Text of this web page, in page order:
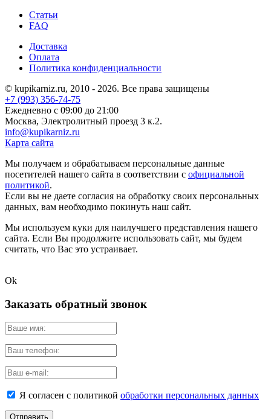
Статьи
FAQ
Доставка
Оплата
Политика конфиденциальности
© kupikarniz.ru, 2010 - 2026. Все права защищены
+7 (993) 356-74-75
Eжедневно с 09:00 до 21:00
Москва, Электролитный проезд 3 к.2.
info@kupikarniz.ru
Карта сайта
Мы получаем и обрабатываем персональные данные
посетителей нашего сайта в соответствии с официальной
политикой.
Если вы не даете согласия на обработку своих персональных
данных, вам необходимо покинуть наш сайт.
Мы используем куки для наилучшего представления нашего
сайта. Если Вы продолжите использовать сайт, мы будем
считать, что Вас это устраивает.
Ok
Заказать обратный звонок
Я согласен с политикой обработки персональных данных